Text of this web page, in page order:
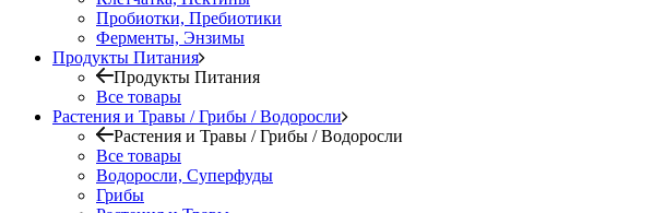
Пробиотки, Пребиотики
Ферменты, Энзимы
Продукты Питания
Продукты Питания
Все товары
Растения и Травы / Грибы / Водоросли
Растения и Травы / Грибы / Водоросли
Все товары
Водоросли, Суперфуды
Грибы